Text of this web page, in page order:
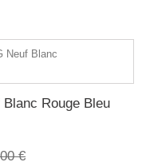
Rouge Bleu
€